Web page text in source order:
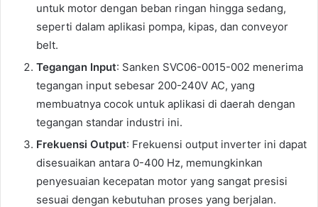
untuk motor dengan beban ringan hingga sedang,
seperti dalam aplikasi pompa, kipas, dan conveyor
belt.
Tegangan Input: Sanken SVC06-0015-002 menerima
tegangan input sebesar 200-240V AC, yang
membuatnya cocok untuk aplikasi di daerah dengan
tegangan standar industri ini.
Frekuensi Output: Frekuensi output inverter ini dapat
disesuaikan antara 0-400 Hz, memungkinkan
penyesuaian kecepatan motor yang sangat presisi
sesuai dengan kebutuhan proses yang berjalan.